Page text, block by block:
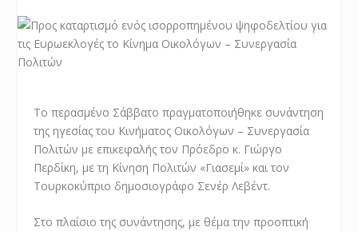
Το περασμένο Σάββατο πραγματοποιήθηκε συνάντηση
της ηγεσίας του Κινήματος Οικολόγων – Συνεργασία
Πολιτών με επικεφαλής τον Πρόεδρο κ. Γιώργο
Περδίκη, με τη Κίνηση Πολιτών «Γιασεμί» και τον
Τουρκοκύπριο δημοσιογράφο Σενέρ Λεβέντ.
Στο πλαίσιο της συνάντησης, με θέμα την προοπτική